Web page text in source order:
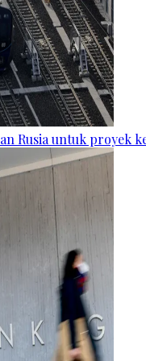
Rusia untuk proyek